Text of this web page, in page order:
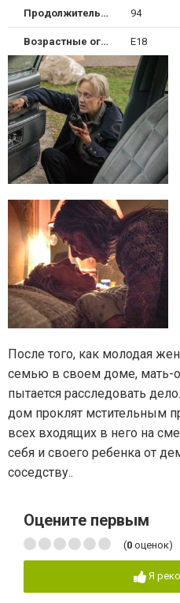
Продолжительность 94
Возрастные ограничения Е18
После того, как молодая
семью в своем доме, мать-
пытается расследовать
дом проклят мстительным
всех входящих в него на
себя и своего ребенка от
соседству..
Оцените первым
(0 оценок)
Я